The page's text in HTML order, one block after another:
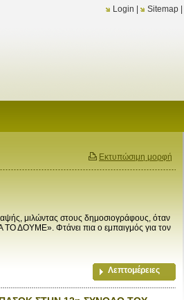
Login Sitemap
Εκτυπώσιμη μορφή
μιλώντας στους δημοσιογράφους, όταν
ΤΟ ΔΟΥΜΕ». Φτάνει πια ο εμπαιγμός για τον
Λεπτομέρειες